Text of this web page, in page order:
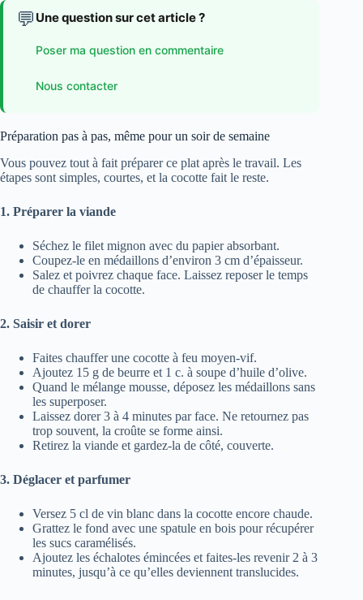
💬 Une question sur cet article ?
Poser ma question en commentaire
Nous contacter
Préparation pas à pas, même pour un soir de semaine
Vous pouvez tout à fait préparer ce plat après le travail. Les
étapes sont simples, courtes, et la cocotte fait le reste.
1. Préparer la viande
Séchez le filet mignon avec du papier absorbant.
Coupez-le en médaillons d’environ 3 cm d’épaisseur.
Salez et poivrez chaque face. Laissez reposer le temps
de chauffer la cocotte.
2. Saisir et dorer
Faites chauffer une cocotte à feu moyen-vif.
Ajoutez 15 g de beurre et 1 c. à soupe d’huile d’olive.
Quand le mélange mousse, déposez les médaillons sans
les superposer.
Laissez dorer 3 à 4 minutes par face. Ne retournez pas
trop souvent, la croûte se forme ainsi.
Retirez la viande et gardez-la de côté, couverte.
3. Déglacer et parfumer
Versez 5 cl de vin blanc dans la cocotte encore chaude.
Grattez le fond avec une spatule en bois pour récupérer
les sucs caramélisés.
Ajoutez les échalotes émincées et faites-les revenir 2 à 3
minutes, jusqu’à ce qu’elles deviennent translucides.